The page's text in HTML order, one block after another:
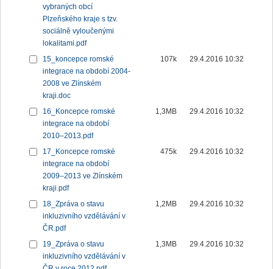
vybraných obcí
Plzeňského kraje s tzv.
sociálně vyloučenými
lokalitami.pdf
15_koncepce romské
integrace na období 2004-
2008 ve Zlínském
kraji.doc
107k 29.4.2016 10:32
16_Koncepce romské
integrace na období
2010–2013.pdf
1,3MB 29.4.2016 10:32
17_Koncepce romské
integrace na období
2009–2013 ve Zlínském
kraji.pdf
475k 29.4.2016 10:32
18_Zpráva o stavu
inkluzivního vzdělávání v
ČR.pdf
1,2MB 29.4.2016 10:32
19_Zpráva o stavu
inkluzivního vzdělávání v
1,3MB 29.4.2016 10:32